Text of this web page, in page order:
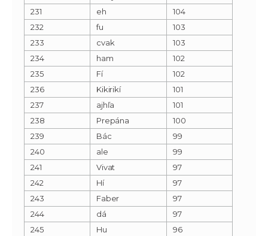
231
eh
104
232
fu
103
233
cvak
103
234
ham
102
235
Fí
102
236
Kikirikí
101
237
ajhľa
101
238
Prepána
100
239
Bác
99
240
ale
99
241
Vivat
97
242
Hí
97
243
Faber
97
244
dá
97
245
Hu
96